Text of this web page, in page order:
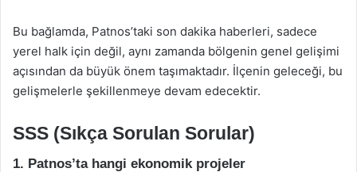
Bu bağlamda, Patnos’taki son dakika haberleri, sadece
yerel halk için değil, aynı zamanda bölgenin genel gelişimi
açısından da büyük önem taşımaktadır. İlçenin geleceği, bu
gelişmelerle şekillenmeye devam edecektir.
SSS (Sıkça Sorulan Sorular)
1. Patnos’ta hangi ekonomik projeler